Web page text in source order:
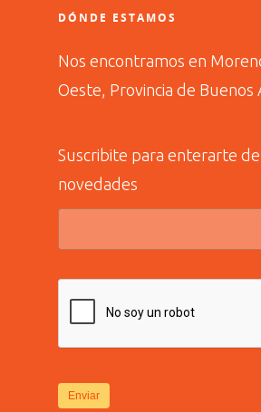
DÓNDE ESTAMOS
Nos encontramos en
Oeste, Provincia de Buenos
Suscribite para enterarte de
novedades